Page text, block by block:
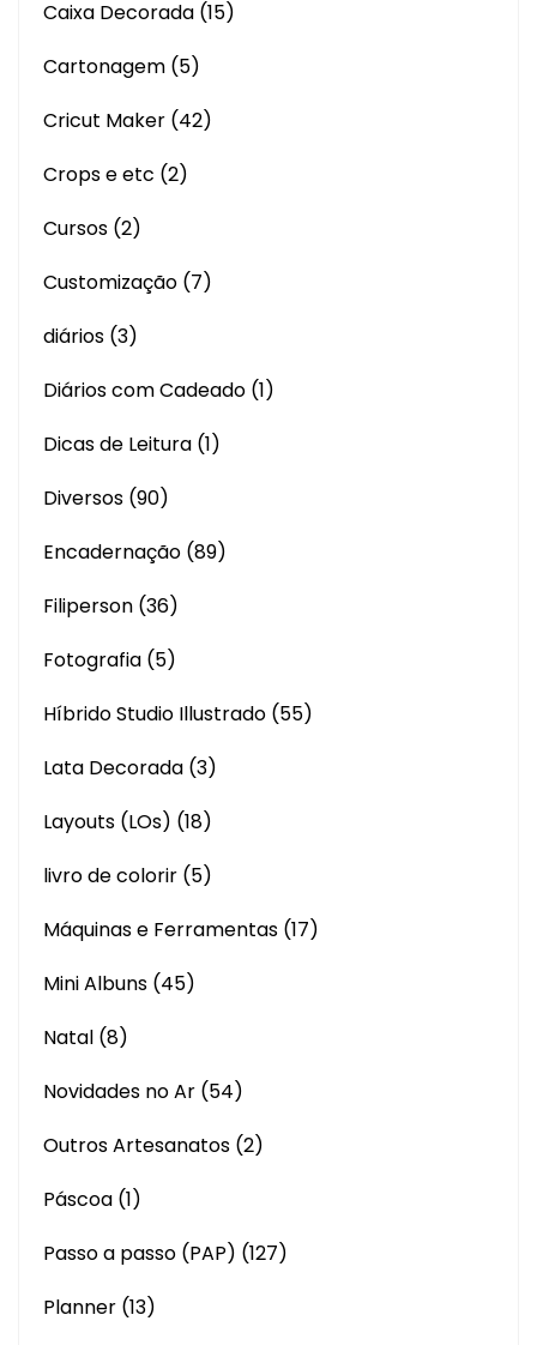
Caixa Decorada (15)
Cartonagem (5)
Cricut Maker (42)
Crops e etc (2)
Cursos (2)
Customização (7)
diários (3)
Diários com Cadeado (1)
Dicas de Leitura (1)
Diversos (90)
Encadernação (89)
Filiperson (36)
Fotografia (5)
Híbrido Studio Illustrado (55)
Lata Decorada (3)
Layouts (LOs) (18)
livro de colorir (5)
Máquinas e Ferramentas (17)
Mini Albuns (45)
Natal (8)
Novidades no Ar (54)
Outros Artesanatos (2)
Páscoa (1)
Passo a passo (PAP) (127)
Planner (13)